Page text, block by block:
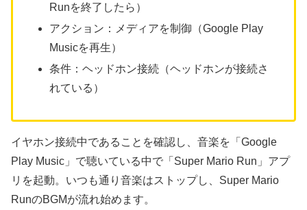
Runを終了したら）
アクション：メディアを制御（Google Play
Musicを再生）
条件：ヘッドホン接続（ヘッドホンが接続さ
れている）
イヤホン接続中であることを確認し、音楽を「Google
Play Music」で聴いている中で「Super Mario Run」アプ
リを起動。いつも通り音楽はストップし、Super Mario
RunのBGMが流れ始めます。